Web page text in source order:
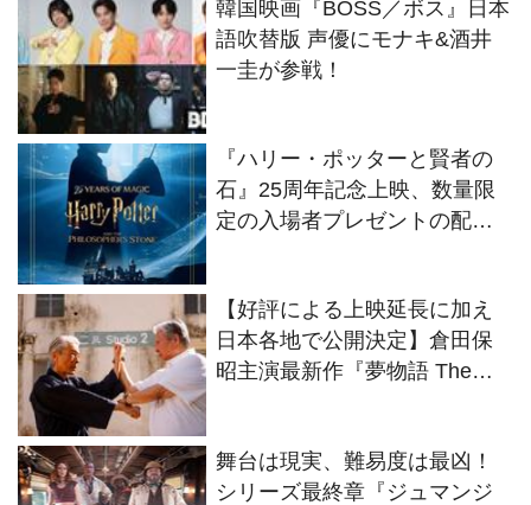
韓国映画『BOSS／ボス』日本
語吹替版 声優にモナキ&酒井
一圭が参戦！
『ハリー・ポッターと賢者の
石』25周年記念上映、数量限
定の入場者プレゼントの配布
【好評による上映延長に加え
日本各地で公開決定】倉田保
昭主演最新作『夢物語 The
舞台は現実、難易度は最凶！
シリーズ最終章『ジュマンジ